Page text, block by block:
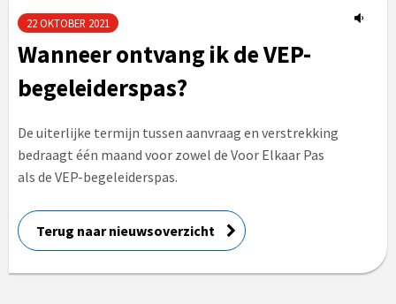
22 OKTOBER 2021
Wanneer ontvang ik de VEP-
begeleiderspas?
De uiterlijke termijn tussen aanvraag en verstrekking
bedraagt één maand voor zowel de Voor Elkaar Pas
als de VEP-begeleiderspas.
Terug naar nieuwsoverzicht